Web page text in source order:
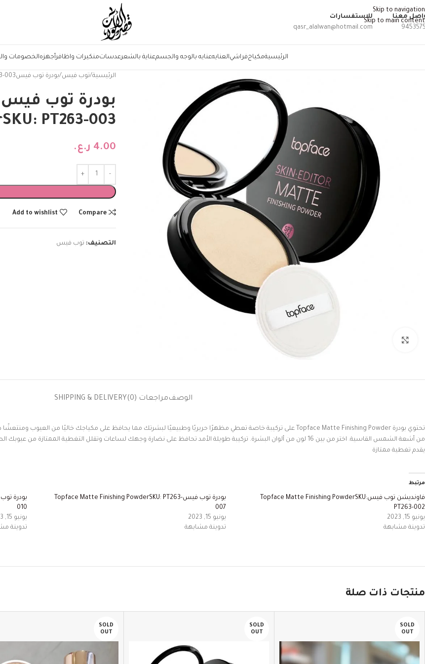
Skip to navigation
Skip to main content
معنا
للاستفسارات
qasr_alalwan@hotmail.com
الرئيسيةمكياجفراشيالعنايهعنايه بالوجه والجسمعناية بالشعرعدساتمنكيرات واظافرأجهزهالخصومات
الرئيسية توب فيس بودرة توب فيسTopface Matte Finishing PowderSKU: PT263-003
PT263-003
4.00 ر.ع.
Compare
Add to wishlist
التصنيف: توب فيس
الوصفمراجعات (0) SHIPPING & DELIVERY
تحتوي بودرة على تركيبة خاصة تعطي مظهرًا حريريًا وطبيعيًا لبشرتك مما يحافظ على مكياجك خاليًا من العيوب ومنتعشًا
من أشعة الشمس القاسية. اختر من بين لون من ألوان البشرة. تركيبة طويلة الأمد تحافظ على نضارة وجهك لساعات وتقلل التغطية الممتازة من عيوبك
يقدم تغطية ممتازة
مرتبط
فاونديشن توب فيسTopface Matte Finishing PowderSKU:
PT263-002
يونيو 15, 2023
تدوينة مشابهة
بودرة توب فيسTopface Matte Finishing PowderSKU: PT263-
007
يونيو 15, 2023
تدوينة مشابهة
010
يونيو 15, 2023
تدوينة
منتجات ذات صلة
SOLD
OUT
SOLD
OUT
SOLD
OUT